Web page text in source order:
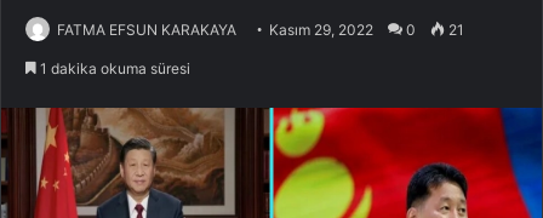
FATMA EFSUN KARAKAYA Kasım 29, 2022 0 21
1 dakika okuma süresi